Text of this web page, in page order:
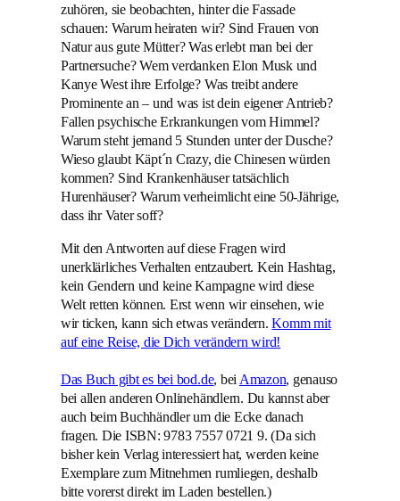
zuhören, sie beobachten, hinter die Fassade
schauen: Warum heiraten wir? Sind Frauen von
Natur aus gute Mütter? Was erlebt man bei der
Partnersuche? Wem verdanken Elon Musk und
Kanye West ihre Erfolge? Was treibt andere
Prominente an – und was ist dein eigener Antrieb?
Fallen psychische Erkrankungen vom Himmel?
Warum steht jemand 5 Stunden unter der Dusche?
Wieso glaubt Käpt´n Crazy, die Chinesen würden
kommen? Sind Krankenhäuser tatsächlich
Hurenhäuser? Warum verheimlicht eine 50-Jährige,
dass ihr Vater soff?
Mit den Antworten auf diese Fragen wird
unerklärliches Verhalten entzaubert. Kein Hashtag,
kein Gendern und keine Kampagne wird diese
Welt retten können. Erst wenn wir einsehen, wie
wir ticken, kann sich etwas verändern.Komm mit
auf eine Reise, die Dich verändern wird!
Das Buch gibt es bei bod.de, beiAmazon, genauso
bei allen anderen Onlinehändlern. Du kannst aber
auch beim Buchhändler um die Ecke danach
fragen. Die ISBN: 9783 7557 0721 9. (Da sich
bisher kein Verlag interessiert hat, werden keine
Exemplare zum Mitnehmen rumliegen, deshalb
bitte vorerst direkt im Laden bestellen.)